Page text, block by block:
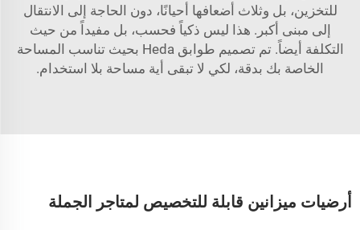
للتخزين، بل وثلاث أضعافها أحيانًا، دون الحاجة إلى الانتقال
إلى مبنى أكبر. هذا ليس ذكياً فحسب، بل مفيداً من حيث
التكلفة أيضاً. تم تصميم طوابق Heda بحيث تناسب المساحة
الخاصة بك بدقة، لكي لا تبقى أية مساحة بلا استخدام.
أرضيات ميزانين قابلة للتخصيص لمتاجر الجملة